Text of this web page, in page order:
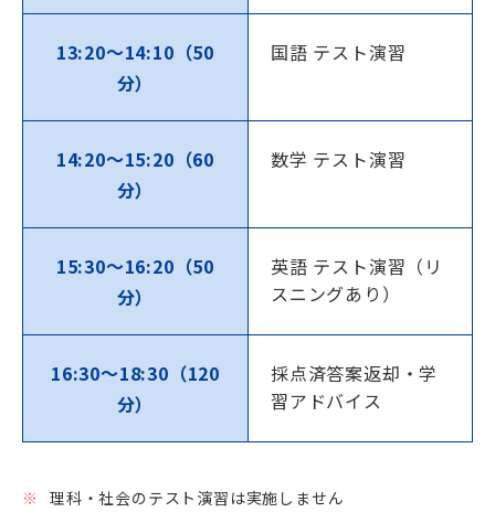
13:20～14:10（50
分）
国語 テスト演習
14:20～15:20（60
分）
数学 テスト演習
15:30～16:20（50
分）
英語 テスト演習（リ
スニングあり）
16:30～18:30（120
分）
採点済答案返却・学
習アドバイス
理科・社会のテスト演習は実施しません